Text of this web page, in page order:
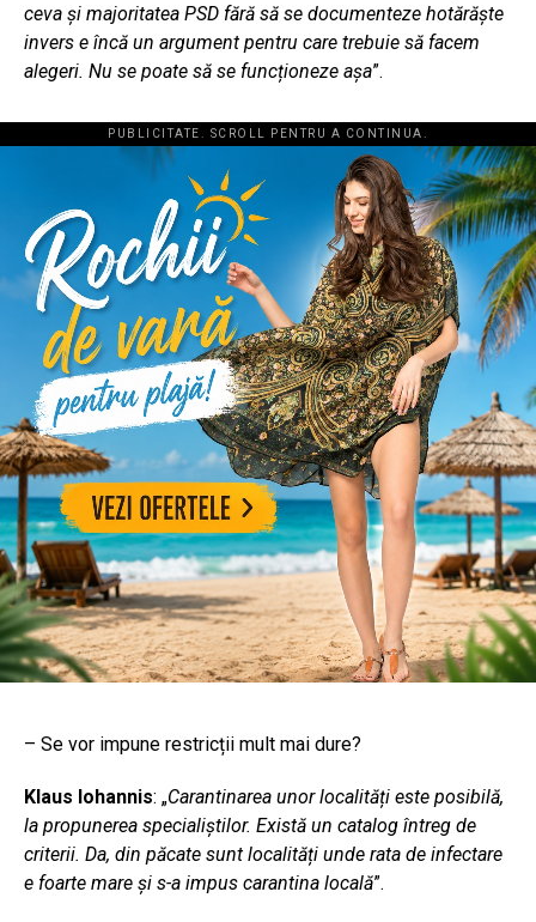
ceva și majoritatea PSD fără să se documenteze hotărăște
invers e încă un argument pentru care trebuie să facem
alegeri. Nu se poate să se funcționeze așa”.
PUBLICITATE. SCROLL PENTRU A CONTINUA.
– Se vor impune restricții mult mai dure?
Klaus Iohannis: „Carantinarea unor localități este posibilă,
la propunerea specialiștilor. Există un catalog întreg de
criterii. Da, din păcate sunt localități unde rata de infectare
e foarte mare și s-a impus carantina locală”.